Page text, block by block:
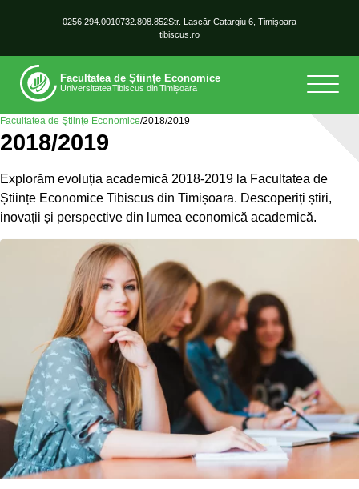
0256.294.0010732.808.852Str. Lascăr Catargiu 6, Timişoara
tibiscus.ro
Facultatea de Ştiinţe Economice/2018/2019
2018/2019
Explorăm evoluția academică 2018-2019 la Facultatea de
Științe Economice Tibiscus din Timișoara. Descoperiți știri,
inovații și perspective din lumea economică academică.